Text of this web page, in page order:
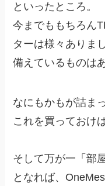
といったところ。
今までももちろん
ターは様々ありま
備えているものは
なにもかもが詰ま
これを買っておけ
そして万が一「部
となれば、